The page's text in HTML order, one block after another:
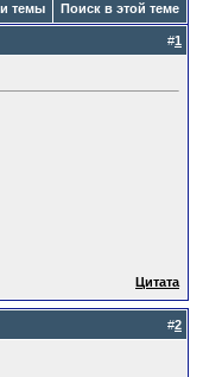
темы Поиск в этой теме
#1
Цитата
#2